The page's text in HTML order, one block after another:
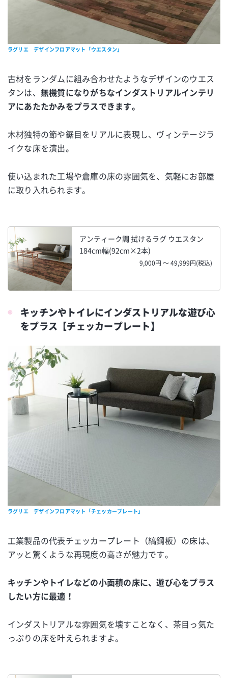
ラグリエ デザインフロアマット「ウエスタン」
古材をランダムに組み合わせたようなデザインのウエス
タンは、 無機質になりがちなインダストリアルインテリ
アにあたたかみをプラスできます。
木材独特の節や鋸目をリアルに表現し、ヴィンテージラ
イクな床を演出。
使い込まれた工場や倉庫の床の雰囲気を、気軽にお部屋
に取り入れられます。
アンティーク調 拭けるラグ ウエスタン
184cm幅(92cm×2本)
9,000円 ～ 49,999円(税込)
キッチンやトイレにインダストリアルな遊び心
をプラス【チェッカープレート】
ラグリエ デザインフロアマット「チェッカープレート」
工業製品の代表チェッカープレート（縞鋼板）の床は、
アッと驚くような再現度の高さが魅力です。
キッチンやトイレなどの小面積の床に、遊び心をプラス
したい方に最適！
インダストリアルな雰囲気を壊すことなく、茶目っ気た
っぷりの床を叶えられますよ。